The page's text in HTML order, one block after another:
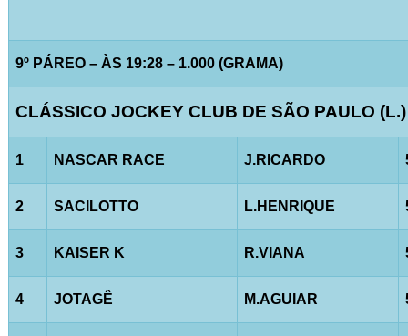
9º PÁREO – ÀS 19:28 – 1.000 (GRAMA)
CLÁSSICO JOCKEY CLUB DE SÃO PAULO (L.)
1 NASCAR RACE J.RICARDO
2 SACILOTTO L.HENRIQUE
3 KAISER K R.VIANA
4 JOTAGÊ M.AGUIAR